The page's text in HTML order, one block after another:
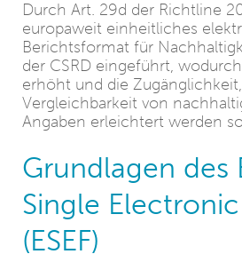
Durch Art. 29d der Richtline
europaweit einheitliches
Berichtsformat für
der CSRD eingeführt,
erhöht und die
Vergleichbarkeit von
Angaben erleichtert werden
Grundlagen des
Single
(ESEF)